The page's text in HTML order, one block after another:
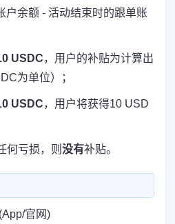
户余额 - 活动结束时的跟单账
USDC，用户的补贴为计算出
为单位）；
USDC，用户将获得10 USD
何亏损，则 没有补贴。
官网)